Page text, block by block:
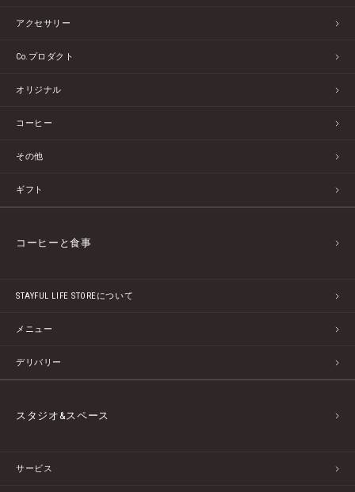
アクセサリー
Co.プロダクト
オリジナル
コーヒー
その他
ギフト
コーヒーと食事
STAYFUL LIFE STOREについて
メニュー
デリバリー
スタジオ&スペース
サービス